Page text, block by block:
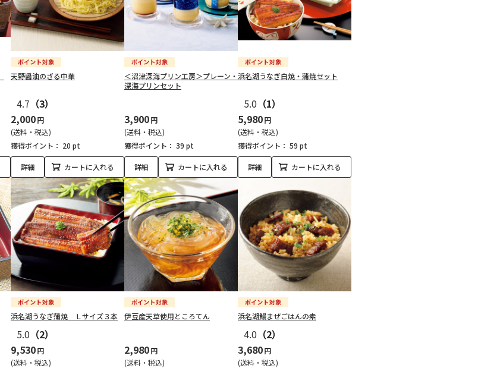
天野醤油のざる中華
4.7 （3）
2,000円
(送料・税込)
獲得ポイント： 20 pt
詳細 カートに入れる
＜沼津深海プリン工房＞プレーン・
深海プリンセット
3,900円
(送料・税込)
獲得ポイント： 39 pt
詳細 カートに入れる
浜名湖うなぎ白焼・蒲焼セット
5.0 （1）
5,980円
(送料・税込)
獲得ポイント： 59 pt
詳細 カートに入れる
浜名湖うなぎ蒲焼 Ｌサイズ３本
5.0 （2）
9,530円
(送料・税込)
伊豆産天草使用ところてん
2,980円
(送料・税込)
浜名湖鰻まぜごはんの素
4.0 （2）
3,680円
(送料・税込)